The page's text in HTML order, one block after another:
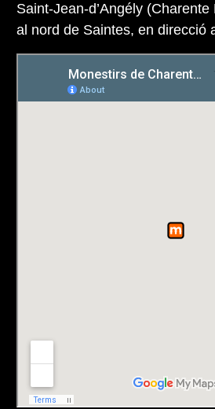
Saint-Jean-d’Angély
al nord de Saintes, en direcció